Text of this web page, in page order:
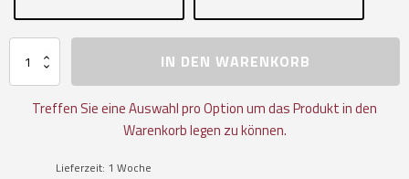
Rollfahrwerk
Menge
IN DEN WARENKORB
Treffen Sie eine Auswahl pro Option um das Produkt in den
Warenkorb legen zu können.
Lieferzeit: 1 Woche